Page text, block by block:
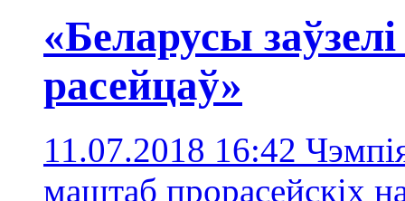
«Беларусы
расейцаў»
11.07.2018 16:42
маштаб прорасейскіх